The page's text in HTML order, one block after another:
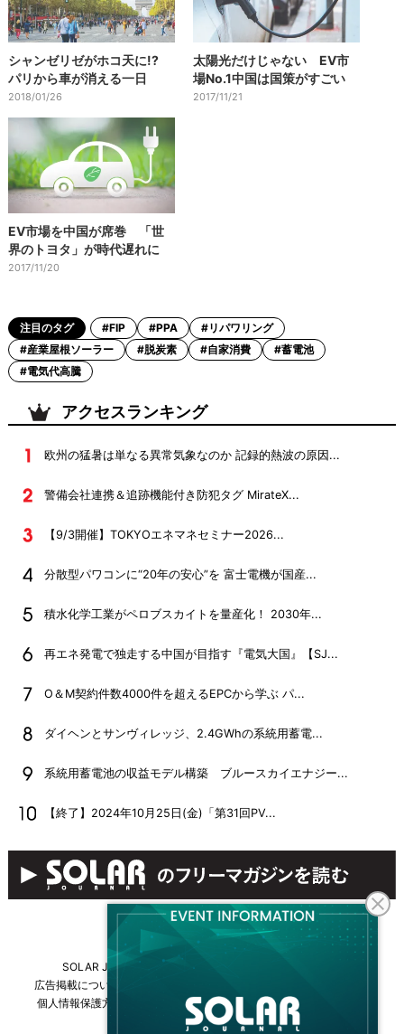
シャンゼリゼがホコ天に!?
パリから車が消える一日
2018/01/26
太陽光だけじゃない EV市
場No.1中国は国策がすごい
2017/11/21
EV市場を中国が席巻 「世
界のトヨタ」が時代遅れに
2017/11/20
注目のタグ #FIP #PPA
#リパワリング
#産業屋根ソーラー
#脱炭素 #自家消費
#蓄電池
#電気代高騰
アクセスランキング
欧州の猛暑は単なる異常気象なのか 記録的熱波の原因...
警備会社連携＆追跡機能付き防犯タグ MirateX...
【9/3開催】TOKYOエネマネセミナー2026...
分散型パワコンに“20年の安心”を 富士電機が国産...
積水化学工業がペロブスカイトを量産化！ 2030年...
再エネ発電で独走する中国が目指す『電気大国』【SJ...
O＆M契約件数4000件を超えるEPCから学ぶ パ...
ダイヘンとサンヴィレッジ、2.4GWhの系統用蓄電...
系統用蓄電池の収益モデル構築 ブルースカイエナジー...
【終了】2024年10月25日(金)「第31回PV...
SOLAR JOURNALについて
広告掲載について
個人情報保護方針
運営会社・媒体一覧 For overseas customers